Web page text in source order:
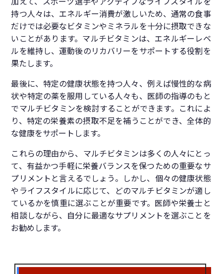
持つ人々は、エネルギー消費が激しいため、通常の食事
だけでは必要なビタミンやミネラルを十分に摂取できな
いことがあります。マルチビタミンは、エネルギーレベ
ルを維持し、運動後のリカバリーをサポートする役割を
果たします。
最後に、特定の健康状態を持つ人々、例えば慢性的な病
状や特定の薬を服用している人々も、医師の指導のもと
でマルチビタミンを検討することができます。これによ
り、特定の栄養素の摂取不足を補うことができ、全体的
な健康をサポートします。
これらの理由から、マルチビタミンは多くの人々にとっ
て、有益かつ手軽に栄養バランスを保つための重要なサ
プリメントと言えるでしょう。しかし、個々の健康状態
やライフスタイルに応じて、どのマルチビタミンが適し
ているかを慎重に選ぶことが重要です。医師や栄養士と
相談しながら、自分に最適なサプリメントを選ぶことを
お勧めします。